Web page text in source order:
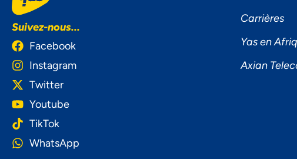
Suivez-nous...
Facebook
Instagram
Twitter
Youtube
TikTok
WhatsApp
Carrières
Yas en
Axian